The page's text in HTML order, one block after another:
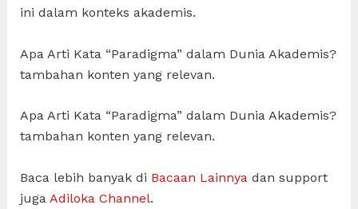
ini dalam konteks akademis.
Apa Arti Kata “Paradigma” dalam Dunia Akademis?
tambahan konten yang relevan.
Apa Arti Kata “Paradigma” dalam Dunia Akademis?
tambahan konten yang relevan.
Baca lebih banyak di Bacaan Lainnya dan support
juga Adiloka Channel.